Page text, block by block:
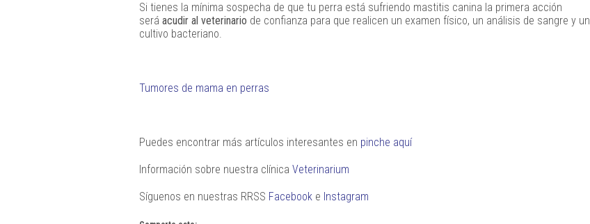
Si tienes la mínima sospecha de que tu perra está sufriendo mastitis canina la primera acción
será acudir al veterinario de confianza para que realicen un examen físico, un análisis de sangre y un
cultivo bacteriano.
Tumores de mama en perras
Puedes encontrar más artículos interesantes en pinche aquí
Información sobre nuestra clínica Veterinarium
Síguenos en nuestras RRSS Facebook e Instagram